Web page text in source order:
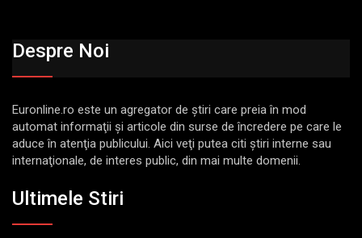
Despre Noi
Euronline.ro este un agregator de ştiri care preia în mod
automat informaţii şi articole din surse de încredere pe care le
aduce în atenţia publicului. Aici veţi putea citi ştiri interne sau
internaţionale, de interes public, din mai multe domenii.
Ultimele Stiri